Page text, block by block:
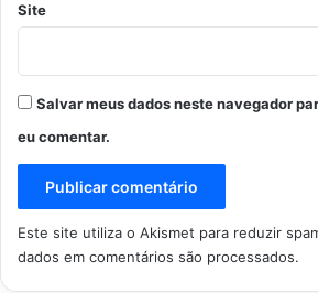
Site
Salvar meus dados neste navegador
eu comentar.
Este site utiliza o Akismet para reduzir
dados em comentários são processados.